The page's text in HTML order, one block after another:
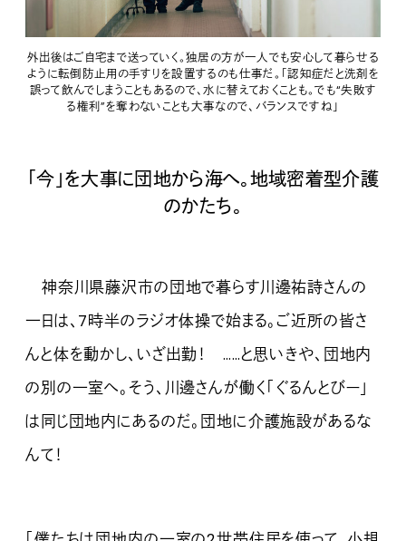
外出後はご自宅まで送っていく。独居の方が一人でも安心して暮らせる
ように転倒防止用の手すりを設置するのも仕事だ。「認知症だと洗剤を
誤って飲んでしまうこともあるので、水に替えておくことも。でも“失敗す
る権利”を奪わないことも大事なので、バランスですね」
「今」を大事に団地から海へ。地域密着型介護
のかたち。
神奈川県藤沢市の団地で暮らす川邊祐詩さんの
一日は、7時半のラジオ体操で始まる。ご近所の皆さ
んと体を動かし、いざ出勤！ ……と思いきや、団地内
の別の一室へ。そう、川邊さんが働く「ぐるんとびー」
は同じ団地内にあるのだ。団地に介護施設があるな
んて！